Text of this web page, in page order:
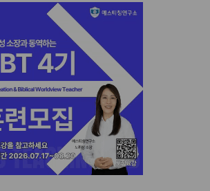
[최원호 목사의 영혼의 양식 63]
말씀은 같은데 왜 열매는 다를
美 이민구금센터에 억류됐던